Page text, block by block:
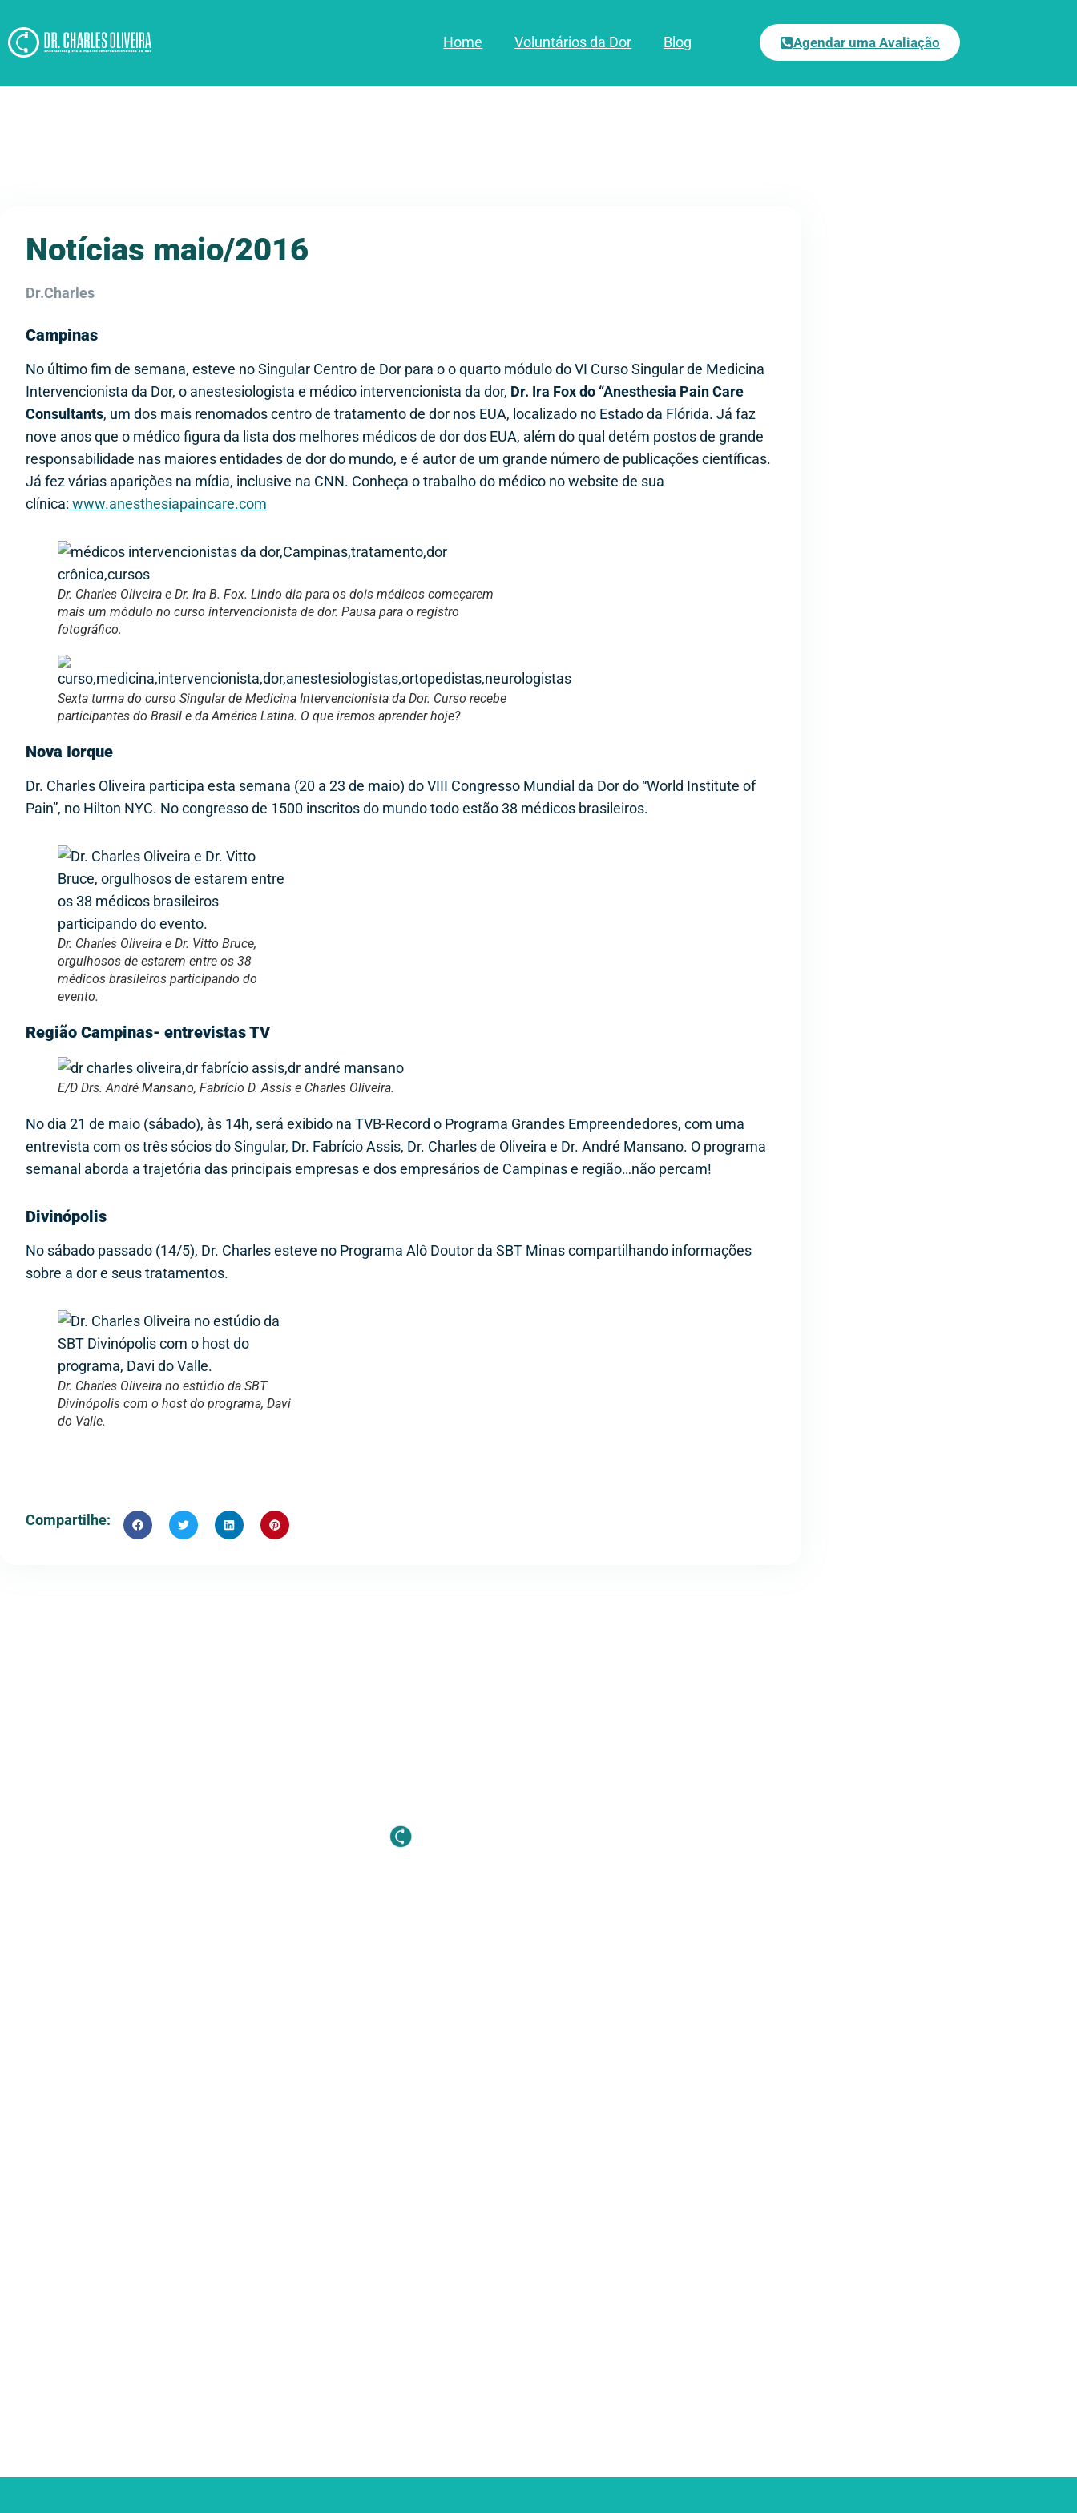
Home Voluntários da Dor Blog Agendar uma Avaliação
Notícias maio/2016
Dr.Charles
Campinas
No último fim de semana, esteve no Singular Centro de Dor para o o quarto módulo do VI Curso Singular de Medicina
Intervencionista da Dor, o anestesiologista e médico intervencionista da dor, Dr. Ira Fox do “Anesthesia Pain Care
Consultants, um dos mais renomados centro de tratamento de dor nos EUA, localizado no Estado da Flórida. Já faz
nove anos que o médico figura da lista dos melhores médicos de dor dos EUA, além do qual detém postos de grande
responsabilidade nas maiores entidades de dor do mundo, e é autor de um grande número de publicações científicas.
Já fez várias aparições na mídia, inclusive na CNN. Conheça o trabalho do médico no website de sua
clínica: www.anesthesiapaincare.com
Dr. Charles Oliveira e Dr. Ira B. Fox. Lindo dia para os dois médicos começarem
mais um módulo no curso intervencionista de dor. Pausa para o registro
fotográfico.
Sexta turma do curso Singular de Medicina Intervencionista da Dor. Curso recebe
participantes do Brasil e da América Latina. O que iremos aprender hoje?
Nova Iorque
Dr. Charles Oliveira participa esta semana (20 a 23 de maio) do VIII Congresso Mundial da Dor do “World Institute of
Pain”, no Hilton NYC. No congresso de 1500 inscritos do mundo todo estão 38 médicos brasileiros.
Dr. Charles Oliveira e Dr. Vitto Bruce,
orgulhosos de estarem entre os 38
médicos brasileiros participando do
evento.
Região Campinas- entrevistas TV
E/D Drs. André Mansano, Fabrício D. Assis e Charles Oliveira.
No dia 21 de maio (sábado), às 14h, será exibido na TVB-Record o Programa Grandes Empreendedores, com uma
entrevista com os três sócios do Singular, Dr. Fabrício Assis, Dr. Charles de Oliveira e Dr. André Mansano. O programa
semanal aborda a trajetória das principais empresas e dos empresários de Campinas e região…não percam!
Divinópolis
No sábado passado (14/5), Dr. Charles esteve no Programa Alô Doutor da SBT Minas compartilhando informações
sobre a dor e seus tratamentos.
Dr. Charles Oliveira no estúdio da SBT
Divinópolis com o host do programa, Davi
do Valle.
Compartilhe: